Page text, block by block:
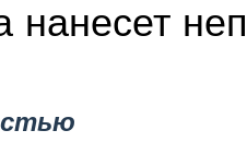
нанесет